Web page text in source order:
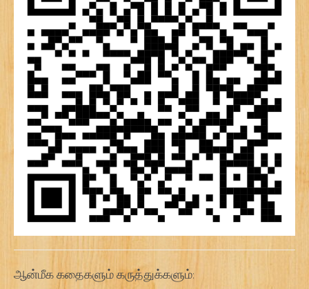
ஆன்மீக கதைகளும் கருத்துக்களும்: